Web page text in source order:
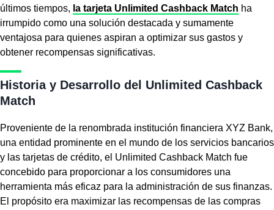
últimos tiempos, la tarjeta Unlimited Cashback Match ha
irrumpido como una solución destacada y sumamente
ventajosa para quienes aspiran a optimizar sus gastos y
obtener recompensas significativas.
Historia y Desarrollo del Unlimited Cashback
Match
Proveniente de la renombrada institución financiera XYZ Bank,
una entidad prominente en el mundo de los servicios bancarios
y las tarjetas de crédito, el Unlimited Cashback Match fue
concebido para proporcionar a los consumidores una
herramienta más eficaz para la administración de sus finanzas.
El propósito era maximizar las recompensas de las compras